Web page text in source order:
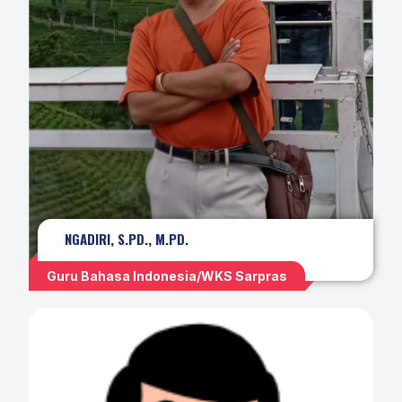
NGADIRI, S.PD., M.PD.
Guru Bahasa Indonesia/WKS Sarpras